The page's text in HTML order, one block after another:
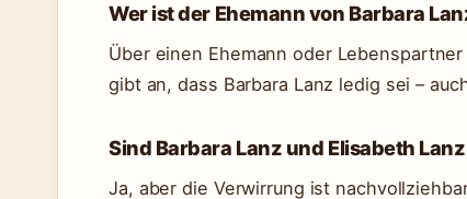
Wer ist der Ehemann von Barbara
Über einen Ehemann oder
gibt an, dass Barbara Lanz ledig sei –
Sind Barbara Lanz und Elisabeth
Ja, aber die Verwirrung ist